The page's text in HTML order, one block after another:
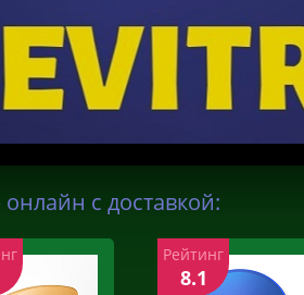
с доставкой:
Рейтинг
8.1